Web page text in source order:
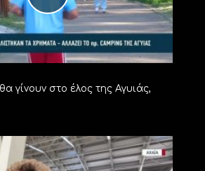
γίνουν στο έλος της Αγυιάς,